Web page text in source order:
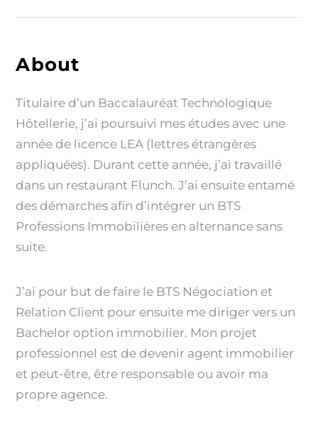
About
Titulaire d’un Baccalauréat Technologique
Hôtellerie, j’ai poursuivi mes études avec une
année de licence LEA (lettres étrangères
appliquées). Durant cette année, j’ai travaillé
dans un restaurant Flunch. J’ai ensuite entamé
des démarches afin d’intégrer un BTS
Professions Immobilières en alternance sans
suite.
J’ai pour but de faire le BTS Négociation et
Relation Client pour ensuite me diriger vers un
Bachelor option immobilier. Mon projet
professionnel est de devenir agent immobilier
et peut-être, être responsable ou avoir ma
propre agence.